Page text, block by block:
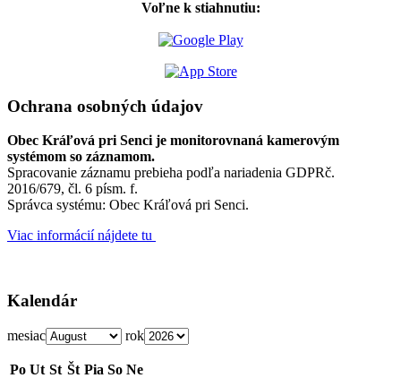
Voľne k stiahnutiu:
Ochrana osobných údajov
Obec Kráľová pri Senci je monitorovnaná kamerovým
systémom so záznamom.
Spracovanie záznamu prebieha podľa nariadenia GDPRč.
2016/679, čl. 6 písm. f.
Správca systému: Obec Kráľová pri Senci.
Viac informácií nájdete tu
Kalendár
mesiac rok
Po Ut St Št Pia So Ne